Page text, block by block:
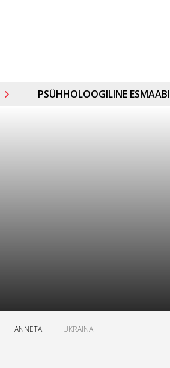
PSÜHHOLOOGILINE ESMAABI
ANNETA UKRAINA